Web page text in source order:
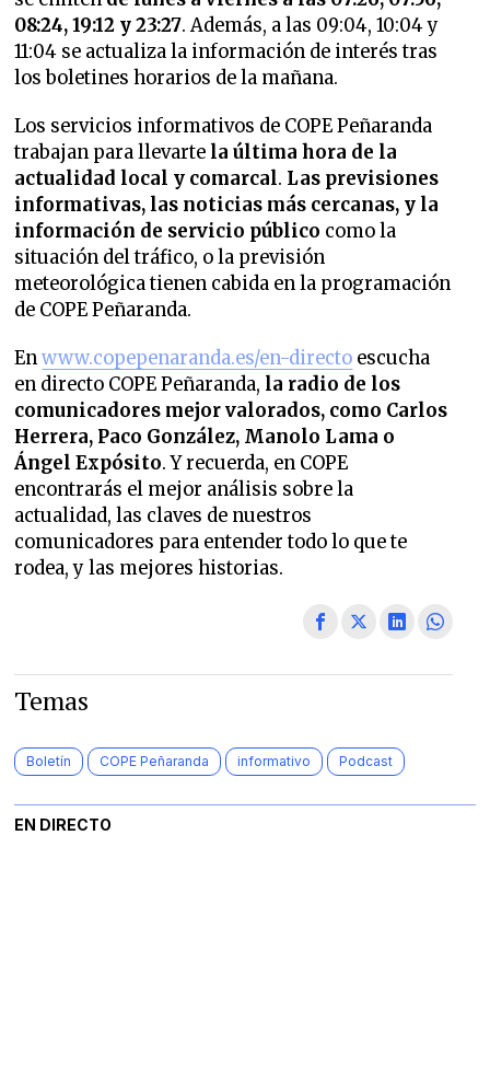
08:24, 19:12 y 23:27. Además, a las 09:04, 10:04 y
11:04 se actualiza la información de interés tras
los boletines horarios de la mañana.
Los servicios informativos de COPE Peñaranda
trabajan para llevarte la última hora de la
actualidad local y comarcal. Las previsiones
informativas, las noticias más cercanas, y la
información de servicio público como la
situación del tráfico, o la previsión
meteorológica tienen cabida en la programación
de COPE Peñaranda.
Enwww.copepenaranda.es/en-directo escucha
en directo COPE Peñaranda, la radio de los
comunicadores mejor valorados, como Carlos
Herrera, Paco González, Manolo Lama o
Ángel Expósito. Y recuerda, en COPE
encontrarás el mejor análisis sobre la
actualidad, las claves de nuestros
comunicadores para entender todo lo que te
rodea, y las mejores historias.
Temas
Boletín COPE Peñaranda informativo Podcast
EN DIRECTO